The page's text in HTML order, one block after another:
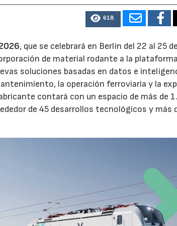
618
, que se celebrará en Berlin del 22 al 25
de material rodante a la
soluciones basadas en datos e
la operación ferroviaria y la
contará con un espacio de más de
de 45 desarrollos tecnológicos y más